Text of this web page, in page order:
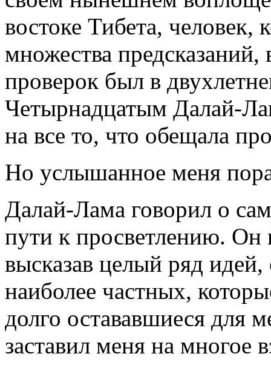
востоке Тибета, человек,
множества
проверок был в
Четырнадцатым Далай-
на все то, что обещала
Но услышанное меня
Далай-Лама говорил о
пути к просветлению.
высказав целый ряд
наиболее частных,
долго остававшиеся для
заставил меня на многое